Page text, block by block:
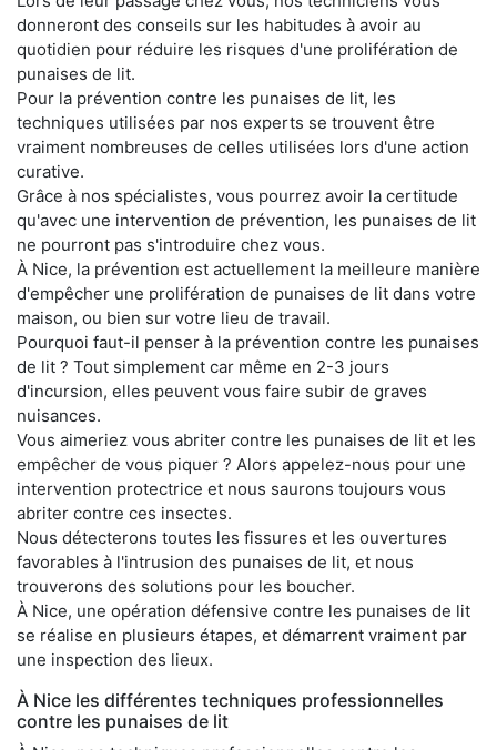
donneront des conseils sur les habitudes à avoir au
quotidien pour réduire les risques d'une prolifération de
punaises de lit.
Pour la prévention contre les punaises de lit, les
techniques utilisées par nos experts se trouvent être
vraiment nombreuses de celles utilisées lors d'une action
curative.
Grâce à nos spécialistes, vous pourrez avoir la certitude
qu'avec une intervention de prévention, les punaises de lit
ne pourront pas s'introduire chez vous.
À Nice, la prévention est actuellement la meilleure manière
d'empêcher une prolifération de punaises de lit dans votre
maison, ou bien sur votre lieu de travail.
Pourquoi faut-il penser à la prévention contre les punaises
de lit ? Tout simplement car même en 2-3 jours
d'incursion, elles peuvent vous faire subir de graves
nuisances.
Vous aimeriez vous abriter contre les punaises de lit et les
empêcher de vous piquer ? Alors appelez-nous pour une
intervention protectrice et nous saurons toujours vous
abriter contre ces insectes.
Nous détecterons toutes les fissures et les ouvertures
favorables à l'intrusion des punaises de lit, et nous
trouverons des solutions pour les boucher.
À Nice, une opération défensive contre les punaises de lit
se réalise en plusieurs étapes, et démarrent vraiment par
une inspection des lieux.
À Nice les différentes techniques professionnelles
contre les punaises de lit